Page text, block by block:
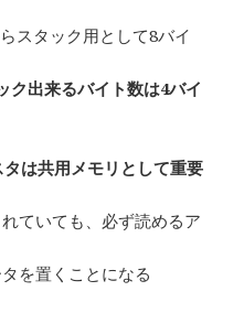
スタック用として8バイ
ク出来るバイト数は4バイ
は共用メモリとして重要
ていても、必ず読めるア
を置くことになる